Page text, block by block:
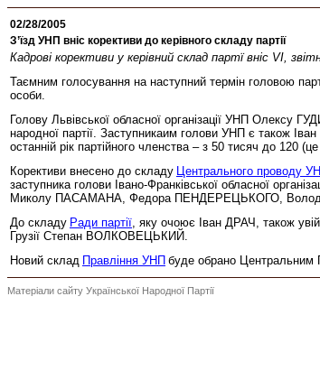
02/28/2005
З’їзд УНП вніс корективи до керівного складу партії
Кадрові корективи у керівний склад партї вніс VІ,
Таємним голосування на наступний термін головою
особи.
Голову Львівської обласної організації УНП
народної партії. Заступникаим голови УНП є також
останній рік партійного членства – з 50 тисяч до 120
Корективи внесено до складу Центрального проводу
заступника голови Івано-Франківської обласної
Миколу ПАСАМАНА, Федора ПЕНДЕРЕЦЬКОГО,
До складу Ради партії, яку очоює Іван ДРАЧ, також
Грузії Степан ВОЛКОВЕЦЬКИЙ.
Новий склад Правління УНП буде обрано Центральним
Матеріали сайту Української Народної Партії